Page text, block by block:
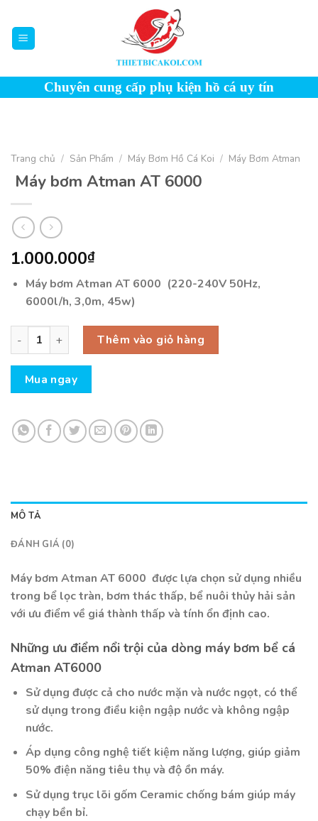
content
Chuyên cung cấp phụ kiện hồ cá uy tín
Trang chủ / Sản Phẩm / Máy Bơm Hồ Cá Koi / Máy Bơm Atman
Máy bơm Atman AT 6000
1.000.000₫
Máy bơm Atman AT 6000 (220-240V 50Hz,
6000l/h, 3,0m, 45w)
Máy bơm Atman AT 6000 số lượng
Thêm vào giỏ hàng
Mua ngay
MÔ TẢ
ĐÁNH GIÁ (0)
Máy bơm Atman AT 6000 được lựa chọn sử dụng nhiều
trong bể lọc tràn, bơm thác thấp, bể nuôi thủy hải sản
với ưu điểm về giá thành thấp và tính ổn định cao.
Những ưu điểm nổi trội của dòng máy bơm bể cá
Atman AT6000
Sử dụng được cả cho nước mặn và nước ngọt, có thể
sử dụng trong điều kiện ngập nước và không ngập
nước.
Áp dụng công nghệ tiết kiệm năng lượng, giúp giảm
50% điện năng tiêu thụ và độ ồn máy.
Sử dụng trục lõi gốm Ceramic chống bám giúp máy
chạy bền bỉ.